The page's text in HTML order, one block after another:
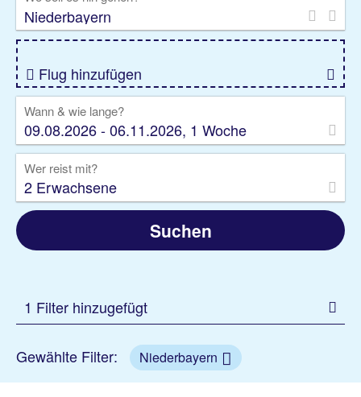
Gruppenreise
Camper Privattransfer
Flug hinzufügen
Wann & wie lange?
09.08.2026 - 06.11.2026, 1 Woche
Wer reist mit?
2 Erwachsene
Suchen
1 Filter hinzugefügt
Gewählte Filter: Niederbayern